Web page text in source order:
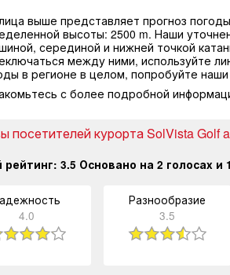
выше представляет прогноз
высоты: 2500 m. Наши
серединой и нижней точкой
между ними, используйте
в регионе в целом, попробуйте наши
с более подробной
посетителей курорта SolVista Golf
3.5 Основано на 2 голосах и 1
4.0
Разнообразие
3.5